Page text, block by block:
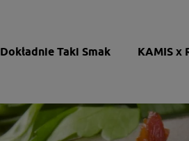
Dokładnie Taki Smak KAMIS x